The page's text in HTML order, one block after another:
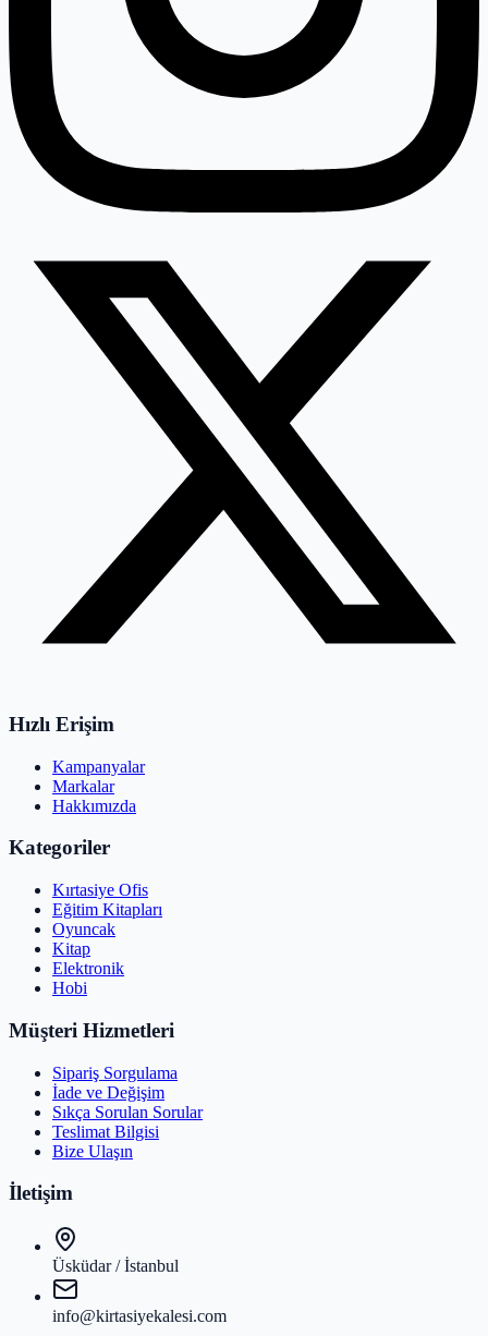
Hızlı Erişim
Kampanyalar
Markalar
Hakkımızda
Kategoriler
Kırtasiye Ofis
Eğitim Kitapları
Oyuncak
Kitap
Elektronik
Hobi
Müşteri Hizmetleri
Sipariş Sorgulama
İade ve Değişim
Sıkça Sorulan Sorular
Teslimat Bilgisi
Bize Ulaşın
İletişim
Üsküdar / İstanbul
info@kirtasiyekalesi.com